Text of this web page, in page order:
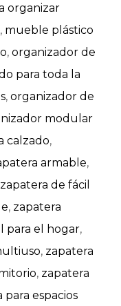
organizar
, mueble plástico
, organizador de
para toda la
, organizador de
modular
calzado,
armable,
zapatera de fácil
, zapatera
para el hogar,
, zapatera
, zapatera
para espacios